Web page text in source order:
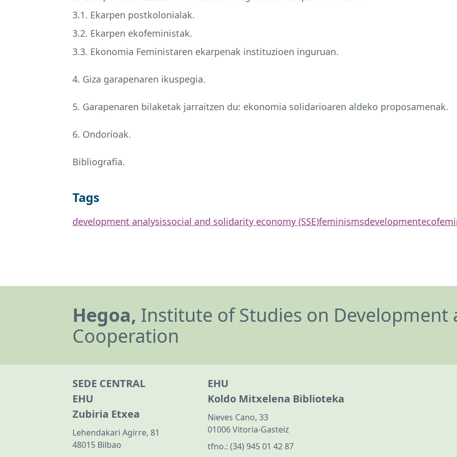
3.1. Ekarpen postkolonialak.
3.2. Ekarpen ekofeministak.
3.3. Ekonomia Feministaren ekarpenak instituzioen inguruan.
4. Giza garapenaren ikuspegia.
5. Garapenaren bilaketak jarraitzen du: ekonomia solidarioaren aldeko proposamenak.
6. Ondorioak.
Bibliografia.
Tags
development analysissocial and solidarity economy (SSE)feminismsdevelopment
Hegoa, Institute of Studies on
Cooperation
SEDE CENTRAL
EHU
Zubiria Etxea
Lehendakari Agirre, 81
48015 Bilbao
EHU
Koldo Mitxelena Biblioteka
Nieves Cano, 33
01006 Vitoria-Gasteiz
tfno.: (34) 945 01 42 87